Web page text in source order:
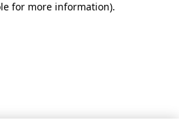
for more information).